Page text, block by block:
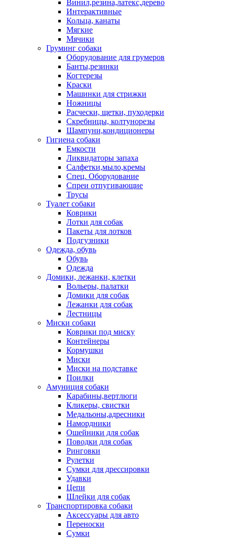
Винил,резина,латекс,дерево
Интерактивные
Кольца, канаты
Мягкие
Мячики
Груминг собаки
Оборудование для грумеров
Банты,резинки
Когтерезы
Краски
Машинки для стрижки
Ножницы
Расчески, щетки, пуходерки
Скребницы, колтунорезы
Шампуни,кондиционеры
Гигиена собаки
Емкости
Ликвидаторы запаха
Салфетки,мыло,кремы
Спец. Оборудование
Спреи отпугивающие
Трусы
Туалет собаки
Коврики
Лотки для собак
Пакеты для лотков
Подгузники
Одежда, обувь
Обувь
Одежда
Домики, лежанки, клетки
Вольеры, палатки
Домики для собак
Лежанки для собак
Лестницы
Миски собаки
Коврики под миску
Контейнеры
Кормушки
Миски
Миски на подставке
Поилки
Амуниция собаки
Карабины,вертлюги
Кликеры, свистки
Медальоны,адресники
Намордники
Ошейники для собак
Поводки для собак
Ринговки
Рулетки
Сумки для дрессировки
Удавки
Цепи
Шлейки для собак
Транспортировка собаки
Аксессуары для авто
Переноски
Сумки